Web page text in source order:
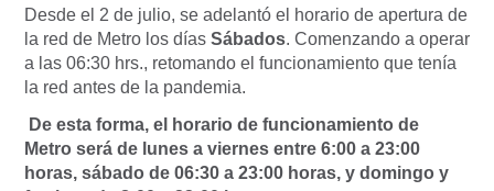
Desde el 2 de julio, se adelantó el horario de apertura de
la red de Metro los días Sábados. Comenzando a operar
a las 06:30 hrs., retomando el funcionamiento que tenía
la red antes de la pandemia.
De esta forma, el horario de funcionamiento de
Metro será de lunes a viernes entre 6:00 a 23:00
horas, sábado de 06:30 a 23:00 horas, y domingo y